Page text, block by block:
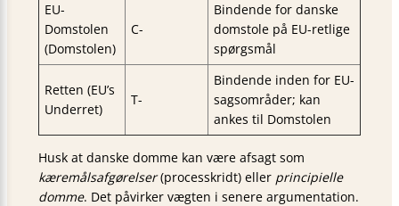
EU-
Domstolen
(Domstolen)
C-
Bindende for danske
domstole på EU-retlige
spørgsmål
Retten (EU’s
Underret)
T-
Bindende inden for EU-
sags­områder; kan
ankes til Domstolen
Husk at danske domme kan være afsagt som
kæremålsafgørelser(proces­skridt) eller principielle
domme. Det påvirker vægten i senere argumentation.